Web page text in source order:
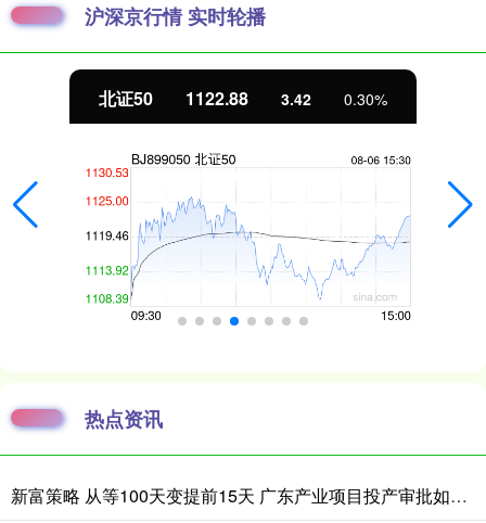
沪深京行情 实时轮播
北证50 1122.88 3.42 0.30%
热点资讯
新富策略 从等100天变提前15天 广东产业项目投产审批如何抢时间？